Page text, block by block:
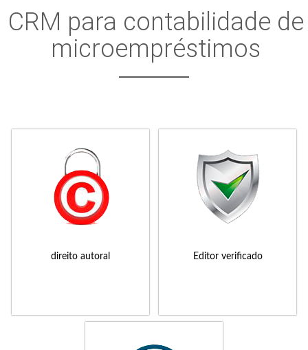
CRM para contabilidade de
microempréstimos
direito autoral Editor verificado